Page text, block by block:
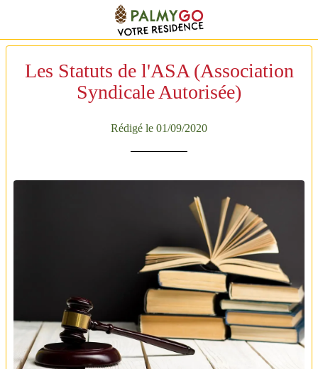
Les Statuts de l'ASA (Association
Syndicale Autorisée)
Rédigé le 01/09/2020